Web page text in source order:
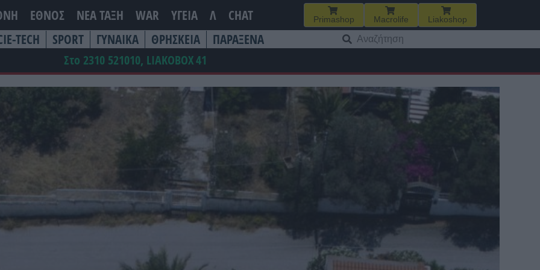
ΕΘΝΟΣ ΝΕΑ ΤΆΞΗ WAR ΥΓΕΙΑ Λ CHAT Primashop Macrolife Liakoshop
TECH SPORT ΓΥΝΑΙΚΑ ΘΡΗΣΚΕΙΑ ΠΑΡΑΞΕΝΑ
για:
Στο 2310 521010, LIAKOBOX41